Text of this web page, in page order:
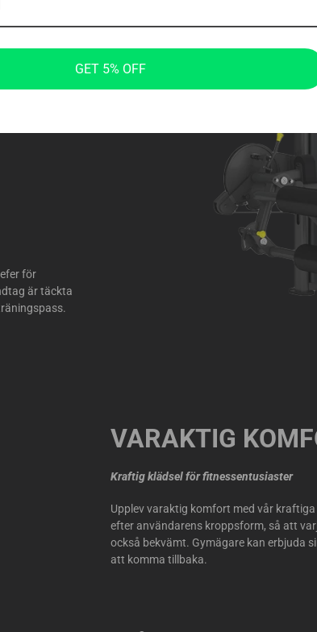
och
Det
för
är täckta
VARAKTIG
Kraftig klädsel för fitnessentusiaster
Upplev varaktig komfort med vår
efter användarens kroppsform, så att
också bekvämt. Gymägare kan erbjuda
att komma tillbaka.
GET 5% OFF